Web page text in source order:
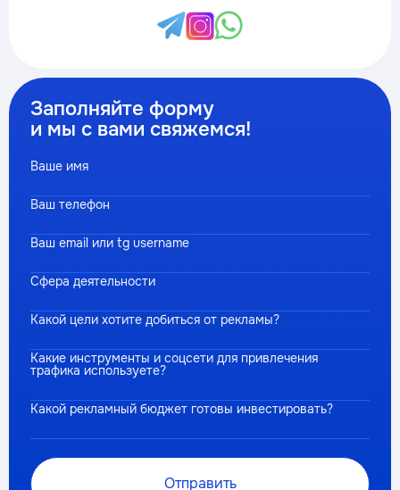
Заполняйте форму
и мы с вами свяжемся!
Ваше имя
Ваш телефон
Ваш email или tg username
Сфера деятельности
Какой цели хотите добиться от рекламы?
Какие инструменты и соцсети для привлечения
трафика используете?
Какой рекламный бюджет готовы инвестировать?
Отправить